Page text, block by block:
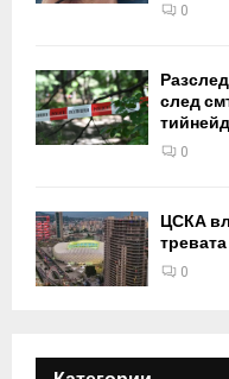
0
след
0
ЦСКА
0